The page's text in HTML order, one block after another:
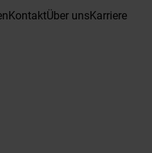
KontaktÜber unsKarriere